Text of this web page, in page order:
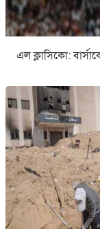
এল ক্লাসিকো: